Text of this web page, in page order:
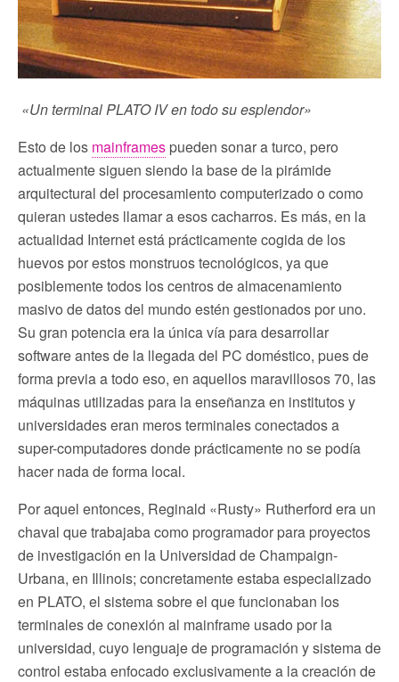
«Un terminal PLATO IV en todo su esplendor»
Esto de los mainframes pueden sonar a turco, pero
actualmente siguen siendo la base de la pirámide
arquitectural del procesamiento computerizado o como
quieran ustedes llamar a esos cacharros. Es más, en la
actualidad Internet está prácticamente cogida de los
huevos por estos monstruos tecnológicos, ya que
posiblemente todos los centros de almacenamiento
masivo de datos del mundo estén gestionados por uno.
Su gran potencia era la única vía para desarrollar
software antes de la llegada del PC doméstico, pues de
forma previa a todo eso, en aquellos maravillosos 70, las
máquinas utilizadas para la enseñanza en institutos y
universidades eran meros terminales conectados a
super-computadores donde prácticamente no se podía
hacer nada de forma local.
Por aquel entonces, Reginald «Rusty» Rutherford era un
chaval que trabajaba como programador para proyectos
de investigación en la Universidad de Champaign-
Urbana, en Illinois; concretamente estaba especializado
en PLATO, el sistema sobre el que funcionaban los
terminales de conexión al mainframe usado por la
universidad, cuyo lenguaje de programación y sistema de
control estaba enfocado exclusivamente a la creación de